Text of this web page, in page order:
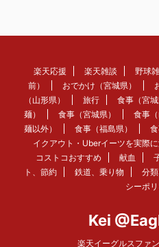
楽天応援 楽天雑談 野球
前）
おでかけ（宮城県）
（山形県）
旅行 食事（宮城
麺）
食事（宮城県） 食事（
麺以外）
食事（福島県）
イクアウト・Uberイーツを実際
コストコおすすめ
献血
ト、節約
鉄道、乗り物 分
シーポ
Kei
楽天イーグルスファ